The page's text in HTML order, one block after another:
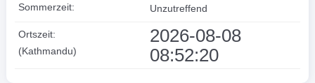
Sommerzeit: Unzutreffend
Ortszeit:
(Kathmandu)
2026-08-08
08:52:21